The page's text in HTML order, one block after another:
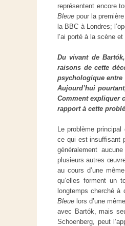
représentent encore
Bleue pour la
la BBC à Londres;
l’ai porté à la scène
Du vivant de Bartók,
raisons de cette
psychologique entre
Aujourd’hui
Comment expliquer
rapport à cette
Le problème principal
ce qui est insuffisant
généralement
plusieurs autres
au cours d’une
qu’elles forment un
longtemps cherché à
Bleue lors d’une
avec Bartók, mais
Schoenberg, peut